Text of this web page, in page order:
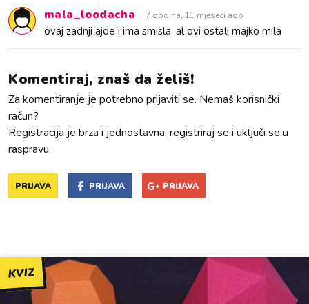
mala_loodacha 7 godina, 11 mjeseci ago
ovaj zadnji ajde i ima smisla, al ovi ostali majko mila
Komentiraj, znaš da želiš!
Za komentiranje je potrebno prijaviti se. Nemaš korisnički
račun?
Registracija je brza i jednostavna, registriraj se i uključi se u
raspravu.
PRIJAVA PRIJAVA PRIJAVA
KVIZ